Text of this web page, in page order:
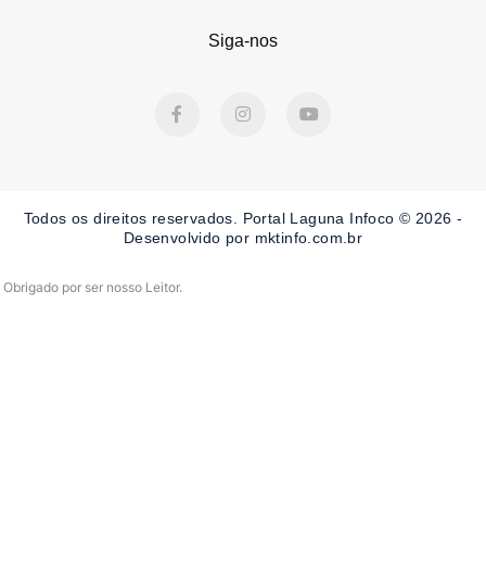
Siga-nos
a
k
-
n
a
m
o
Todos os direitos reservados. Portal Laguna Infoco © 2026 -
Desenvolvido por mktinfo.com.br
Obrigado por ser nosso Leitor.